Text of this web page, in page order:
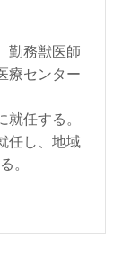
勤務獣医師
療センター
任する。
任し、地域
。